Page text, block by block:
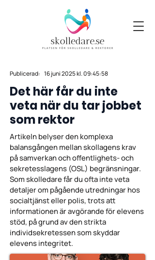
Publicerad: 16 juni 2025 kl. 09:45:58
Det här får du inte
veta när du tar jobbet
som rektor
Artikeln belyser den komplexa
balansgången mellan skollagens krav
på samverkan och offentlighets- och
sekretesslagens (OSL) begränsningar.
Som skolledare får du ofta inte veta
detaljer om pågående utredningar hos
socialtjänst eller polis, trots att
informationen är avgörande för elevens
stöd, på grund av den strikta
individsekretessen som skyddar
elevens integritet.